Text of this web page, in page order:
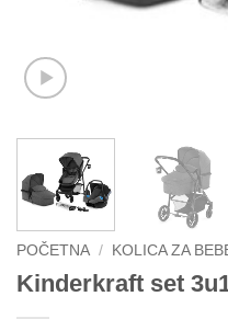
POČETNA / KOLICA ZA
Kinderkraft set